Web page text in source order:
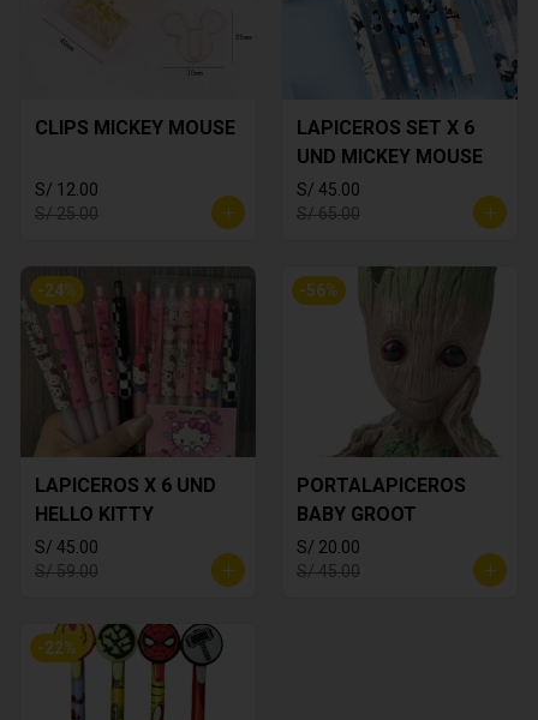
CLIPS MICKEY MOUSE
S/ 12.00
S/ 25.00
LAPICEROS SET X 6
UND MICKEY MOUSE
S/ 45.00
S/ 65.00
-24%
LAPICEROS X 6 UND
HELLO KITTY
S/ 45.00
S/ 59.00
-56%
PORTALAPICEROS
BABY GROOT
S/ 20.00
S/ 45.00
-22%